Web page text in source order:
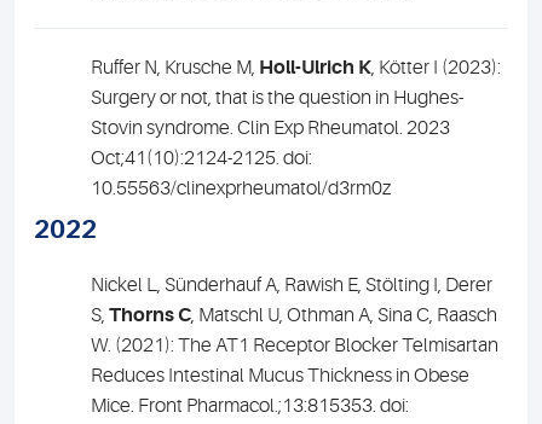
Ruffer N, Krusche M, Holl-Ulrich K, Kötter I (2023):
Surgery or not, that is the question in Hughes-
Stovin syndrome. Clin Exp Rheumatol. 2023
Oct;41(10):2124-2125. doi:
10.55563/clinexprheumatol/d3rm0z
2022
Nickel L, Sünderhauf A, Rawish E, Stölting I, Derer
S,Thorns C, Matschl U, Othman A, Sina C, Raasch
W. (2021): The AT1 Receptor Blocker Telmisartan
Reduces Intestinal Mucus Thickness in Obese
Mice. Front Pharmacol.;13:815353. doi: